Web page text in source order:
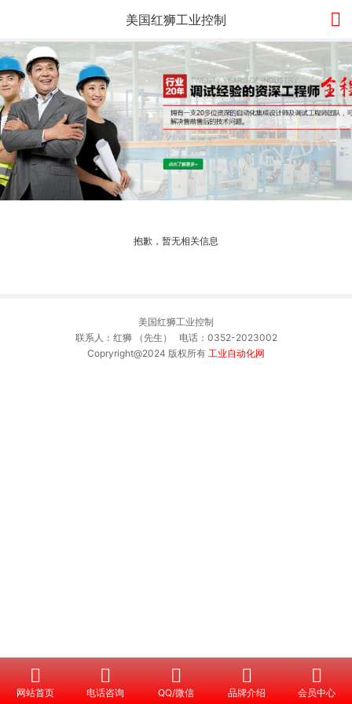
美国红狮工业控制 
抱歉，暂无相关信息
美国红狮工业控制
联系人：红狮 （先生） 电话：0352-2023002
Copryright@2024 版权所有 工业自动化网

网站首页

电话咨询

QQ/微信

品牌介绍

会员中心